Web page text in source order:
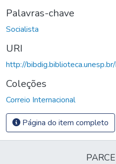
Palavras-chave
Socialista
URI
http://
Coleções
Correio Internacional
Página do item completo